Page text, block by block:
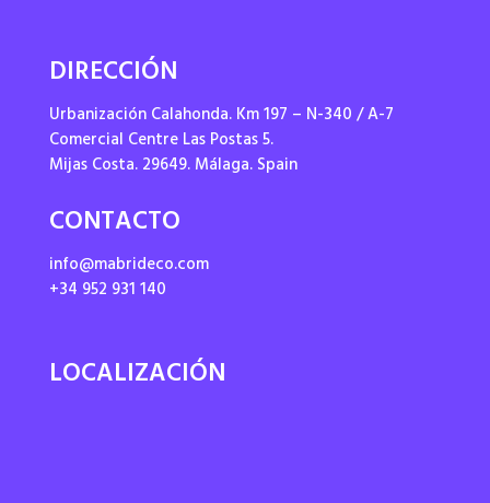
DIRECCIÓN
Urbanización Calahonda. Km 197 – N-340 / A-7
Comercial Centre Las Postas 5.
Mijas Costa. 29649. Málaga. Spain
CONTACTO
info@mabrideco.com
+34 952 931 140
LOCALIZACIÓN